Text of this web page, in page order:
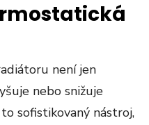
není jen
nebo snižuje
sofistikovaný nástroj,